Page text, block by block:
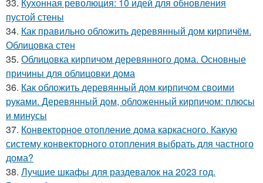
пустой стены
34. Как правильно обложить деревянный дом кирпичём.
Облицовка стен
35. Облицовка кирпичом деревянного дома. Основные
причины для облицовки дома
36. Как обложить деревянный дом кирпичом своими
руками. Деревянный дом, обложенный кирпичом: плюсы
и минусы
37. Конвекторное отопление дома каркасного. Какую
систему конвекторного отопления выбрать для частного
дома?
38. Лучшие шкафы для раздевалок на 2023 год.